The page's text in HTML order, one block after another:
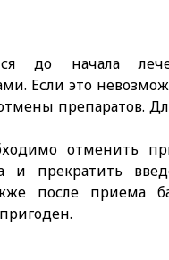
до начала
Если это
препаратов.
отменить
и прекратить
после приема